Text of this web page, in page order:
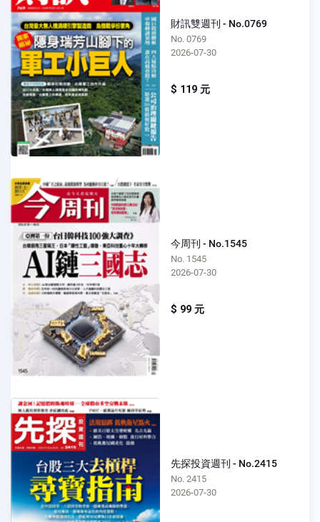
財訊雙週刊 - No.0769
No. 0769
2026-07-30
$ 119 元
今周刊 - No.1545
No. 1545
2026-07-30
$ 99 元
先探投資週刊 - No.2415
No. 2415
2026-07-30